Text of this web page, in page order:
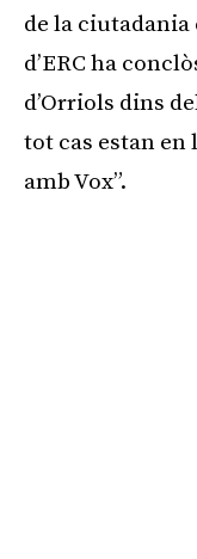
de la ciutadania
d’ERC ha
d’Orriols dins
tot cas estan en
amb Vox”.